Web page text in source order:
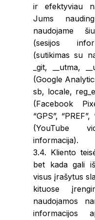
ir efektyviau
Jums
naudojame
(sesijos
(sutikimas su
_git, __utma,
(Google
sb, locale,
(Facebook
“GPS”,
(YouTube
informacija).
3.4. Kliento
bet kada gali
visus įrašytus
kituose
naudojamos
informacijos